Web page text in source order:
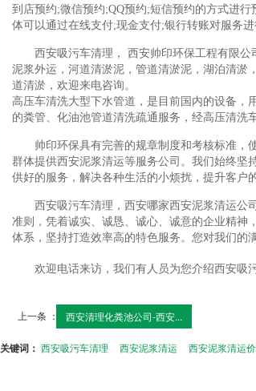
到店预约;微信预约;QQ预约;短信预约的方式进
体可以通过在线支付;现金支付;银行转账对服务
西安吸污车清理， 西安帅印环保工程有限
泥浆外运，河道清淤泥，管道清淤泥，湖泊清淤
道清淤，欢迎来电咨询。
高压车清洗大型下水管道，是目前国内的设备，
的粪管、化油池管道清洗疏通服务，经高压清洗
帅印环保具有完善的规章制度和考核标准，
群体提供西安泥浆清运等服务公司。我们始终坚
供好的服务，解决各种生活的小烦扰，提升客户
西安吸污车清理，西安哪家西安泥浆清运公
准则，凭着诚实、诚恳、诚心、诚意的企业精神
体系，坚持打造效率高的特色服务。您对我们的
欢迎电话来访，我们有人员为您介绍西安吸
上一条 ： 西安清理化粪池公司-西安...
关键词： 西安吸污车清理 西安泥浆清运 西安泥浆清运